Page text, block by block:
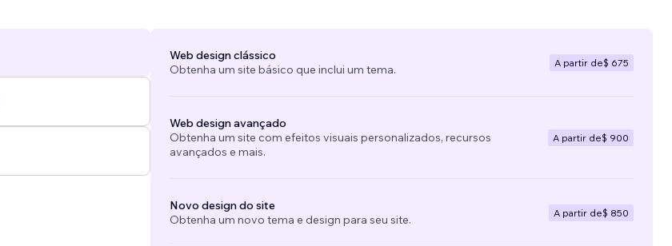
Web design clássico
Obtenha um site básico que inclui um tema.
A partir de$ 675
Web design avançado
Obtenha um site com efeitos visuais personalizados, recursos
avançados e mais.
A partir de$ 900
Novo design do site
Obtenha um novo tema e design para seu site.
A partir de$ 850